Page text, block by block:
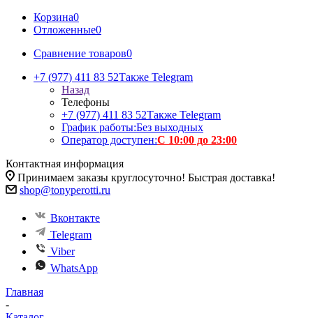
Корзина0
Отложенные0
Сравнение товаров0
+7 (977) 411 83 52Также Telegram
Назад
Телефоны
+7 (977) 411 83 52Также Telegram
График работы:Без выходных
Оператор доступен:С 10:00 до 23:00
Контактная информация
Принимаем заказы круглосуточно! Быстрая доставка!
shop@tonyperotti.ru
Вконтакте
Telegram
Viber
WhatsApp
Главная
-